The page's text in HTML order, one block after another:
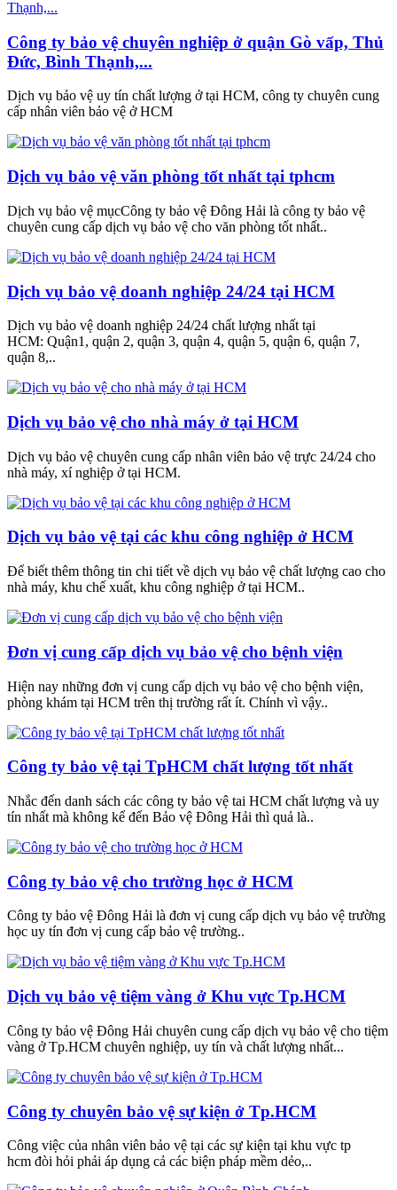
Công ty bảo vệ chuyên nghiệp ở quận Gò vấp, Thủ
Đức, Bình Thạnh,...
Dịch vụ bảo vệ uy tín chất lượng ở tại HCM, công ty chuyên cung
cấp nhân viên bảo vệ ở HCM
Dịch vụ bảo vệ văn phòng tốt nhất tại tphcm
Dịch vụ bảo vệ mụcCông ty bảo vệ Đông Hải là công ty bảo vệ
chuyên cung cấp dịch vụ bảo vệ cho văn phòng tốt nhất..
Dịch vụ bảo vệ doanh nghiệp 24/24 tại HCM
Dịch vụ bảo vệ doanh nghiệp 24/24 chất lượng nhất tại
HCM: Quận1, quận 2, quận 3, quận 4, quận 5, quận 6, quận 7,
quận 8,..
Dịch vụ bảo vệ cho nhà máy ở tại HCM
Dịch vụ bảo vệ chuyên cung cấp nhân viên bảo vệ trực 24/24 cho
nhà máy, xí nghiệp ở tại HCM.
Dịch vụ bảo vệ tại các khu công nghiệp ở HCM
Để biết thêm thông tin chi tiết về dịch vụ bảo vệ chất lượng cao cho
nhà máy, khu chế xuất, khu công nghiệp ở tại HCM..
Đơn vị cung cấp dịch vụ bảo vệ cho bệnh viện
Hiện nay những đơn vị cung cấp dịch vụ bảo vệ cho bệnh viện,
phòng khám tại HCM trên thị trường rất ít. Chính vì vậy..
Công ty bảo vệ tại TpHCM chất lượng tốt nhất
Nhắc đến danh sách các công ty bảo vệ tai HCM chất lượng và uy
tín nhất mà không kể đến Bảo vệ Đông Hải thì quả là..
Công ty bảo vệ cho trường học ở HCM
Công ty bảo vệ Đông Hải là đơn vị cung cấp dịch vụ bảo vệ trường
học uy tín đơn vị cung cấp bảo vệ trường..
Dịch vụ bảo vệ tiệm vàng ở Khu vực Tp.HCM
Công ty bảo vệ Đông Hải chuyên cung cấp dịch vụ bảo vệ cho tiệm
vàng ở Tp.HCM chuyên nghiệp, uy tín và chất lượng nhất...
Công ty chuyên bảo vệ sự kiện ở Tp.HCM
Công việc của nhân viên bảo vệ tại các sự kiện tại khu vực tp
hcm đòi hỏi phải áp dụng cả các biện pháp mềm dẻo,..